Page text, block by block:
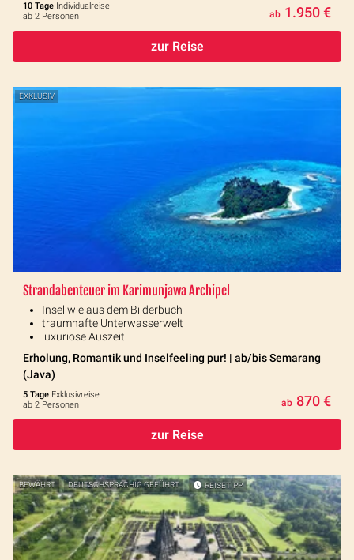
10 Tage Individualreise
ab 2 Personen
ab 1.950 €
zur Reise
EXKLUSIV
Strandabenteuer im Karimunjawa Archipel
Insel wie aus dem Bilderbuch
traumhafte Unterwasserwelt
luxuriöse Auszeit
Erholung, Romantik und Inselfeeling pur! | ab/bis Semarang
(Java)
5 Tage Exklusivreise
ab 2 Personen
ab 870 €
zur Reise
BEWÄHRT DEUTSCHSPRACHIG GEFÜHRT REISETIPP